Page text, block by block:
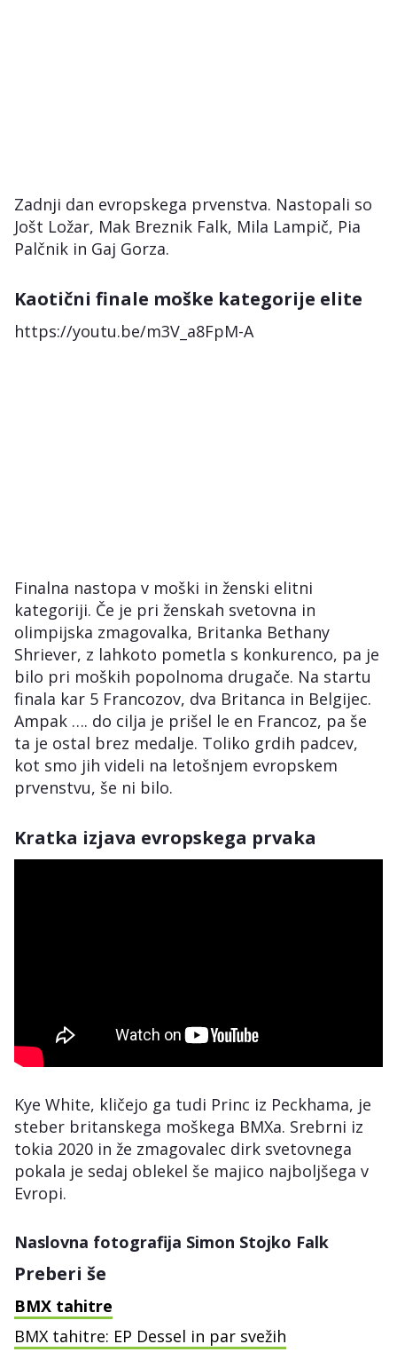
Zadnji dan evropskega prvenstva. Nastopali so
Jošt Ložar, Mak Breznik Falk, Mila Lampič, Pia
Palčnik in Gaj Gorza.
Kaotični finale moške kategorije elite
https://youtu.be/m3V_a8FpM-A
Finalna nastopa v moški in ženski elitni
kategoriji. Če je pri ženskah svetovna in
olimpijska zmagovalka, Britanka Bethany
Shriever, z lahkoto pometla s konkurenco, pa je
bilo pri moških popolnoma drugače. Na startu
finala kar 5 Francozov, dva Britanca in Belgijec.
Ampak …. do cilja je prišel le en Francoz, pa še
ta je ostal brez medalje. Toliko grdih padcev,
kot smo jih videli na letošnjem evropskem
prvenstvu, še ni bilo.
Kratka izjava evropskega prvaka
Kye White, kličejo ga tudi Princ iz Peckhama, je
steber britanskega moškega BMXa. Srebrni iz
tokia 2020 in že zmagovalec dirk svetovnega
pokala je sedaj oblekel še majico najboljšega v
Evropi.
Naslovna fotografija Simon Stojko Falk
Preberi še
BMX tahitre
BMX tahitre: EP Dessel in par svežih